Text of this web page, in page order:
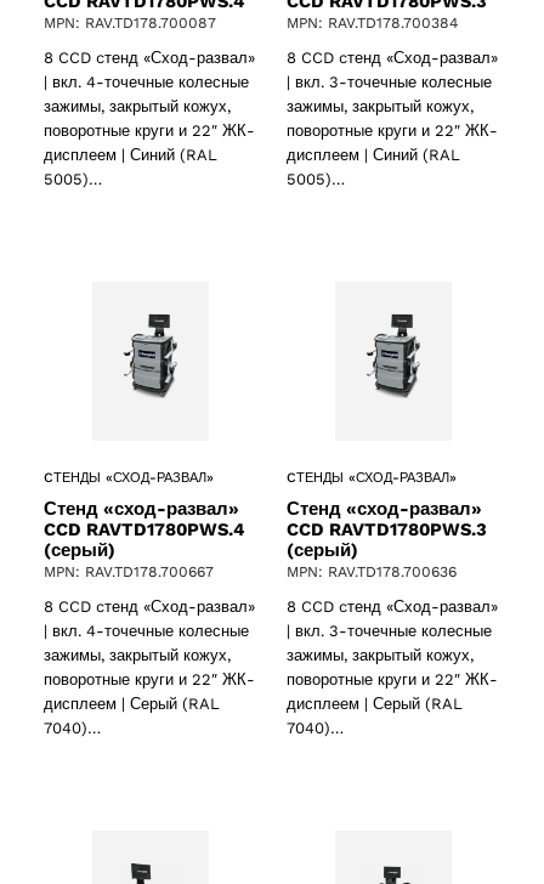
MPN: RAV.TD178.700087
8 CCD cтенд «Сход-развал»
| вкл. 4-точечные колесные
зажимы, закрытый кожух,
поворотные круги и 22″ ЖК-
дисплеем | Синий (RAL
5005)…
MPN: RAV.TD178.700384
8 CCD cтенд «Сход-развал»
| вкл. 3-точечные колесные
зажимы, закрытый кожух,
поворотные круги и 22″ ЖК-
дисплеем | Синий (RAL
5005)…
CТЕНДЫ «СХОД-РАЗВАЛ»
Стенд «сход-развал»
CCD RAVTD1780PWS.4
(серый)
MPN: RAV.TD178.700667
8 CCD cтенд «Сход-развал»
| вкл. 4-точечные колесные
зажимы, закрытый кожух,
поворотные круги и 22″ ЖК-
дисплеем | Серый (RAL
7040)…
CТЕНДЫ «СХОД-РАЗВАЛ»
Стенд «сход-развал»
CCD RAVTD1780PWS.3
(серый)
MPN: RAV.TD178.700636
8 CCD cтенд «Сход-развал»
| вкл. 3-точечные колесные
зажимы, закрытый кожух,
поворотные круги и 22″ ЖК-
дисплеем | Серый (RAL
7040)…